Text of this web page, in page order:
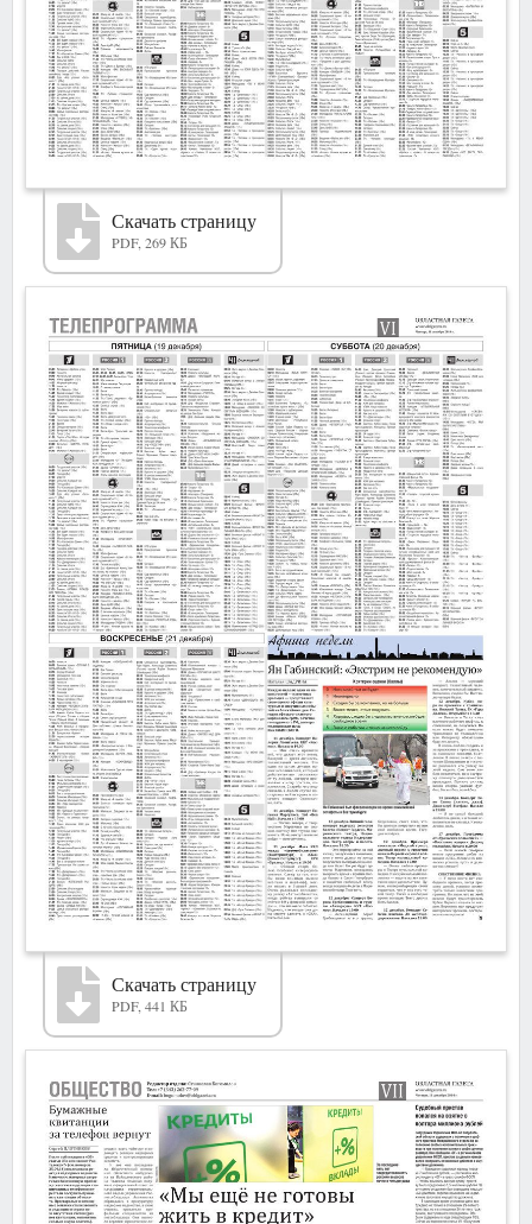
Скачать страницу
PDF, 269 КБ
Скачать страницу
PDF, 441 КБ